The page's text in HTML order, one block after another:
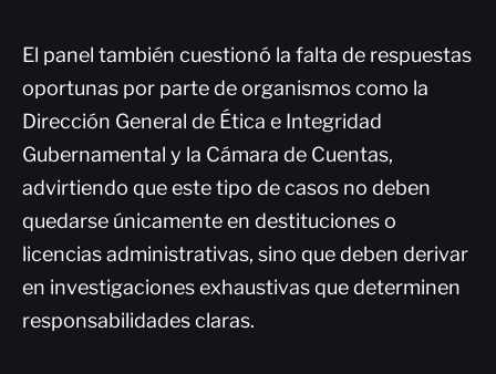
El panel también cuestionó la falta de respuestas
oportunas por parte de organismos como la
Dirección General de Ética e Integridad
Gubernamental y la Cámara de Cuentas,
advirtiendo que este tipo de casos no deben
quedarse únicamente en destituciones o
licencias administrativas, sino que deben derivar
en investigaciones exhaustivas que determinen
responsabilidades claras.